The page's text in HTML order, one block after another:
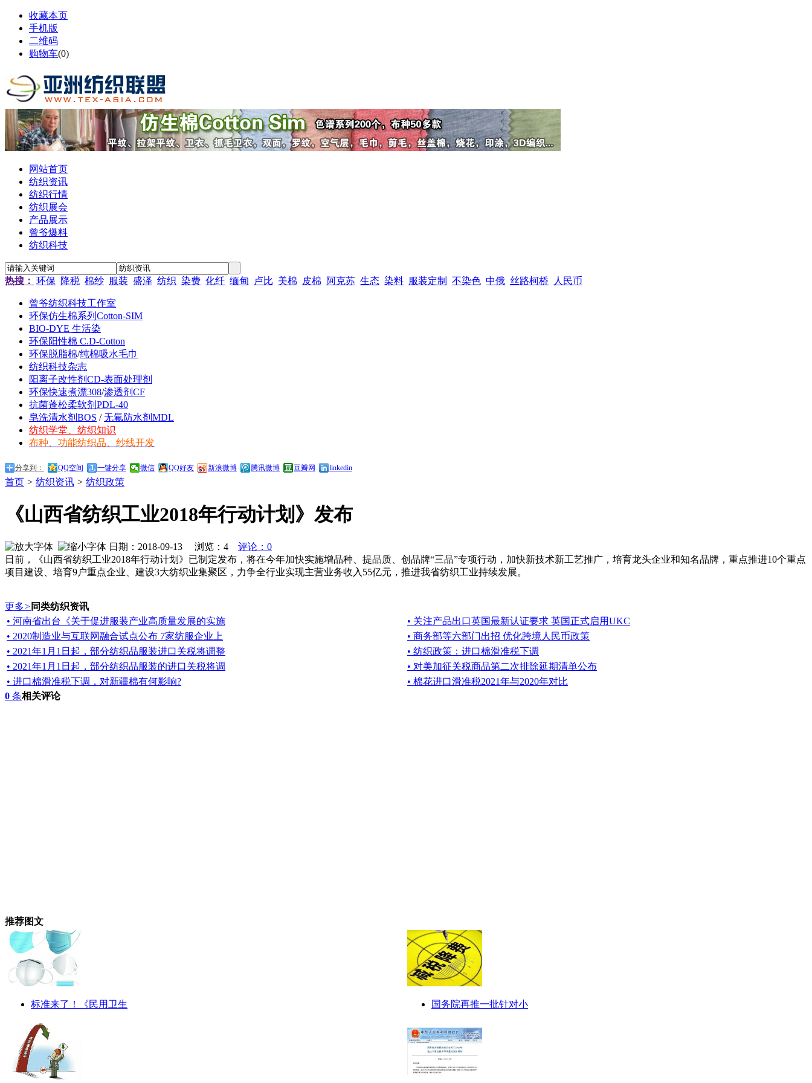
收藏本页
手机版
二维码
购物车(0)
网站首页
纺织资讯
纺织行情
纺织展会
产品展示
曾爷爆料
纺织科技
热搜： 环保 降税 棉纱 服装 盛泽 纺织 染费 化纤 缅甸 卢比 美棉 皮棉 阿克苏 生态 染料 服装定制 不染色 中俄 丝路柯桥 人民币
曾爷纺织科技工作室
环保仿生棉系列Cotton-SIM
BIO-DYE 生活染
环保阳性棉 C.D-Cotton
环保脱脂棉/纯棉吸水毛巾
纺织科技杂志
阳离子改性剂CD-表面处理剂
环保快速煮漂308/渗透剂CF
抗菌蓬松柔软剂PDL-40
皂洗清水剂BOS /无氟防水剂MDL
纺织学堂、纺织知识
布种、功能纺织品、纱线开发
分享到： QQ空间 一键分享 微信 QQ好友 新浪微博 腾讯微博 豆瓣网 linkedin
首页 > 纺织资讯 > 纺织政策
《山西省纺织工业2018年行动计划》发布
日期：2018-09-13 浏览： 4
评论：0
日前，《山西省纺织工业2018年行动计划》已制定发布，将在今年加快实施增品种、提品质、创品牌“三品”专项行动，加快新技术新工艺推广，培育龙头企业和知名品牌，重点推进10个重点
项目建设、培育9户重点企业、建设3大纺织业集聚区，力争全行业实现主营业务收入55亿元，推进我省纺织工业持续发展。
更多> 同类纺织资讯
• 河南省出台《关于促进服装产业高质量发展的实施
• 关注产品出口英国最新认证要求 英国正式启用UKC
• 2020制造业与互联网融合试点公布 7家纺服企业上
• 商务部等六部门出招 优化跨境人民币政策
• 2021年1月1日起，部分纺织品服装进口关税将调整
• 纺织政策：进口棉滑准税下调
• 2021年1月1日起，部分纺织品服装的进口关税将调
• 对美加征关税商品第二次排除延期清单公布
• 进口棉滑准税下调，对新疆棉有何影响?
• 棉花进口滑准税2021年与2020年对比
0 条相关评论
推荐图文
标准来了！《民用卫生 国务院再推一批针对小